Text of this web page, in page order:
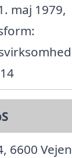
maj 1979,
6600 Vejen